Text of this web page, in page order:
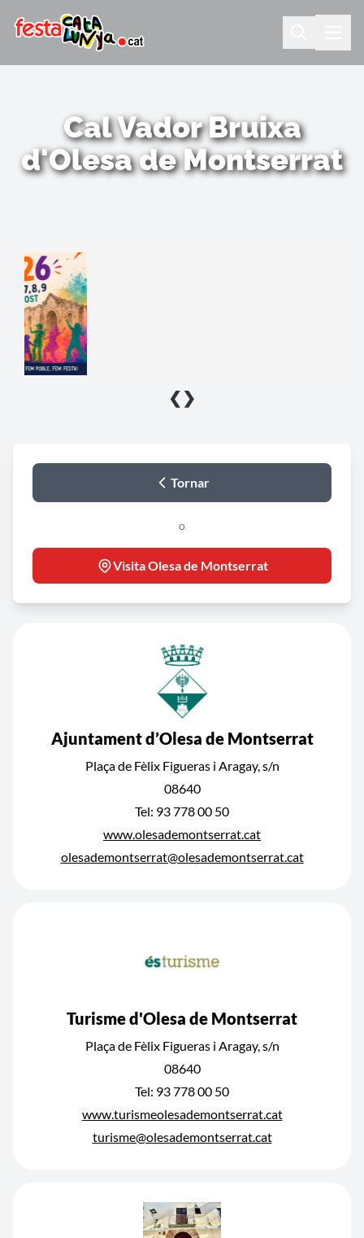
Cal Vador Bruixa
d'Olesa de Montserrat
❮ ❯
Tornar
o
Visita Olesa de Montserrat
Ajuntament d’Olesa de Montserrat
Plaça de Fèlix Figueras i Aragay, s/n
08640
Tel: 93 778 00 50
www.olesademontserrat.cat
olesademontserrat@olesademontserrat.cat
Turisme d'Olesa de Montserrat
Plaça de Fèlix Figueras i Aragay, s/n
08640
Tel: 93 778 00 50
www.turismeolesademontserrat.cat
turisme@olesademontserrat.cat